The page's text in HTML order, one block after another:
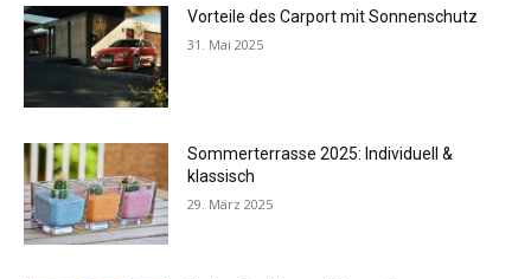
Vorteile des Carport mit Sonnenschutz
31. Mai 2025
Sommerterrasse 2025: Individuell &
klassisch
29. März 2025